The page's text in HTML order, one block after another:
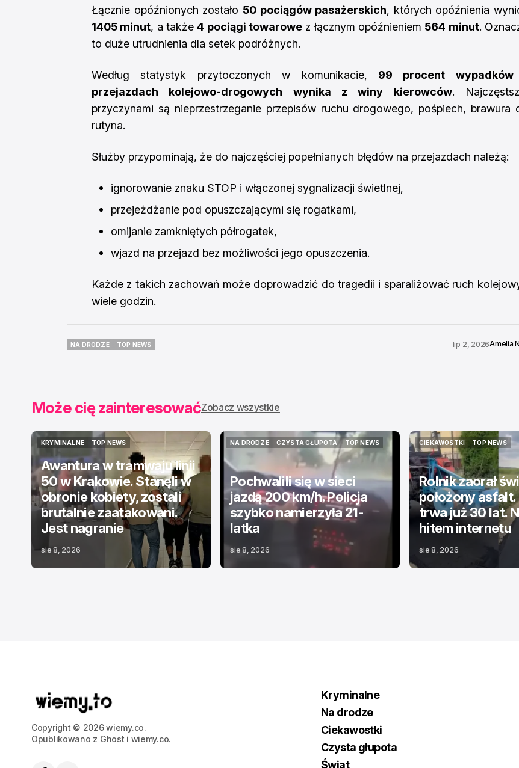
Łącznie opóźnionych zostało 50 pociągów pasażerskich, których opóźnienia
1405 minut, a także4 pociągi towarowe z łącznym opóźnieniem 564 minut.
to duże utrudnienia dla setek podróżnych.
Według statystyk przytoczonych w komunikacie, 99 procent
przejazdach kolejowo-drogowych wynika z winy kierowców.
przyczynami są nieprzestrzeganie przepisów ruchu drogowego, pośpiech, brawura
rutyna.
Służby przypominają, że do najczęściej popełnianych błędów na przejazdach należą:
ignorowanie znaku STOP i włączonej sygnalizacji świetlnej,
przejeżdżanie pod opuszczającymi się rogatkami,
omijanie zamkniętych półrogatek,
wjazd na przejazd bez możliwości jego opuszczenia.
Każde z takich zachowań może doprowadzić do tragedii i sparaliżować ruch
wiele godzin.
NA DRODZE
TOP NEWS
lip 2, 2026Amelia
Może cię zainteresowaćZobacz wszystkie
KRYMINALNE
TOP NEWS
Awantura w tramwaju linii
50 w Krakowie. Stanęli w
obronie kobiety, zostali
brutalnie zaatakowani.
Jest nagranie
sie 8, 2026
NA DRODZE
CZYSTA GŁUPOTA
CZYSTA GŁUPOTA
TOP NEWS
TOP NEWS
Pochwalili się w sieci
jazdą 200 km/h. Policja
szybko namierzyła 21-
latka
sie 8, 2026
CIEKAWOSTKI
CIEKAWOSTKI
TOP NEWS
TOP NEWS
Rolnik zaorał
położony
trwa już 30 lat.
hitem internetu
sie 8, 2026
Copyright © 2026 wiemy.co.
Opublikowano z Ghost i wiemy.co.
Kryminalne
Na drodze
Ciekawostki
Czysta głupota
Świat